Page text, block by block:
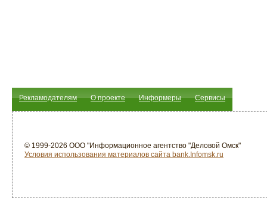
Рекламодателям О проекте Информеры Сервисы
© 1999-2026 ООО "Информационное агентство "Деловой Омск"
Условия использования материалов сайта bank.Infomsk.ru